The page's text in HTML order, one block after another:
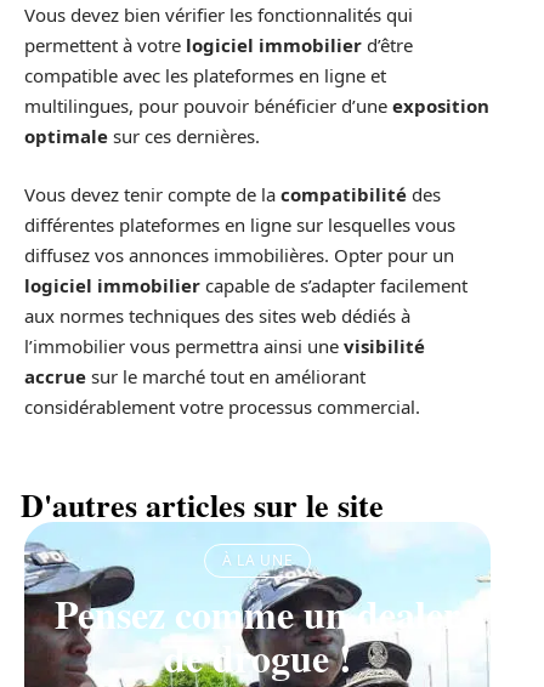
Vous devez bien vérifier les fonctionnalités qui
permettent à votre logiciel immobilier d’être
compatible avec les plateformes en ligne et
multilingues, pour pouvoir bénéficier d’une exposition
optimale sur ces dernières.
Vous devez tenir compte de la compatibilité des
différentes plateformes en ligne sur lesquelles vous
diffusez vos annonces immobilières. Opter pour un
logiciel immobilier capable de s’adapter facilement
aux normes techniques des sites web dédiés à
l’immobilier vous permettra ainsi une visibilité
accrue sur le marché tout en améliorant
considérablement votre processus commercial.
D'autres articles sur le site
À LA UNE
Pensez comme un dealer
de drogue !